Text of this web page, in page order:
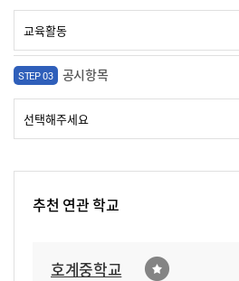
STEP 03 공시항목
추천 연관 학교
호계중학교